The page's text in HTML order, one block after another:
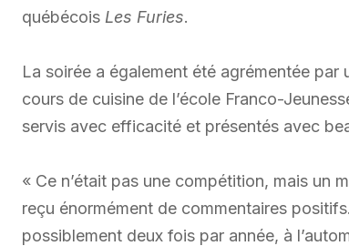
québécois Les Furies.
La soirée a également été agrémentée
cours de cuisine de l’école Franco-
servis avec efficacité et présentés avec
« Ce n’était pas une compétition, mais un
reçu énormément de commentaires
possiblement deux fois par année, à